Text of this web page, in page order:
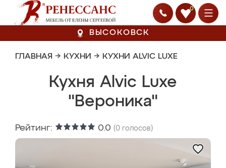
0
ВЫСОКОВСК
ГЛАВНАЯ → КУХНИ → КУХНИ ALVIC LUXE
Кухня Alvic Luxe
"Вероника"
Рейтинг: 0.0 (0 голосов)